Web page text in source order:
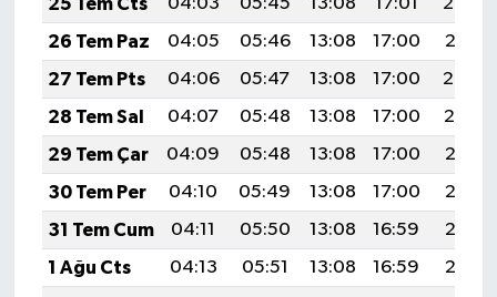
25 Tem Cts
04:03 05:45 13:08 17:01
20:22
26 Tem Paz
04:05 05:46 13:08 17:00
20:21
27 Tem Pts
04:06 05:47 13:08 17:00
20:20
28 Tem Sal
04:07 05:48 13:08 17:00
20:19
29 Tem Çar
04:09 05:48 13:08 17:00
20:18
30 Tem Per
04:10 05:49 13:08 17:00
20:17
31 Tem Cum
04:11 05:50 13:08 16:59
20:17
1 Ağu Cts
04:13 05:51 13:08 16:59
20:16
Röportaj
Sağlık
SİYASET
Spor
Ulusal